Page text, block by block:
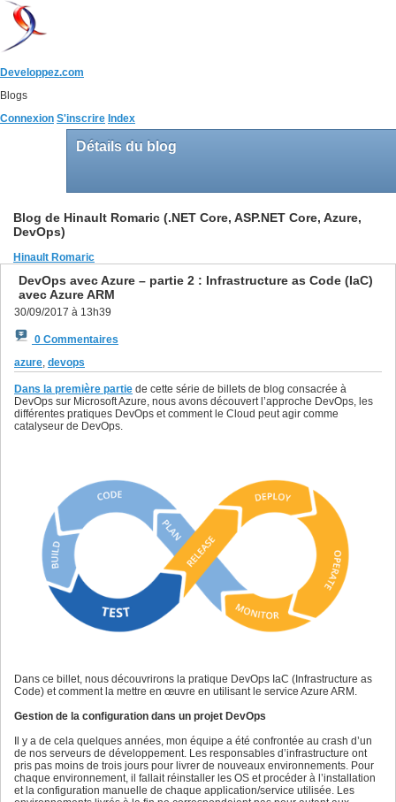
Developpez.com
Blogs
Connexion S'inscrire Index
Détails du blog
Blog de Hinault Romaric (.NET Core, ASP.NET Core, Azure,
DevOps)
Hinault Romaric
DevOps avec Azure – partie 2 : Infrastructure as Code (IaC)
avec Azure ARM
30/09/2017 à 13h39
0 Commentaires
azure, devops
Dans la première partie de cette série de billets de blog consacrée à
DevOps sur Microsoft Azure, nous avons découvert l’approche DevOps, les
différentes pratiques DevOps et comment le Cloud peut agir comme
catalyseur de DevOps.
Dans ce billet, nous découvrirons la pratique DevOps IaC (Infrastructure as
Code) et comment la mettre en œuvre en utilisant le service Azure ARM.
Gestion de la configuration dans un projet DevOps
Il y a de cela quelques années, mon équipe a été confrontée au crash d’un
de nos serveurs de développement. Les responsables d’infrastructure ont
pris pas moins de trois jours pour livrer de nouveaux environnements. Pour
chaque environnement, il fallait réinstaller les OS et procéder à l’installation
et la configuration manuelle de chaque application/service utilisée. Les